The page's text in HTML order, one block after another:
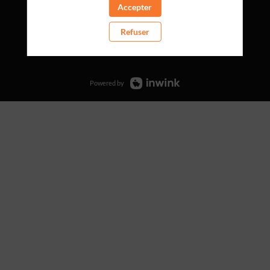
www.lemoniteurdespharmacies.fr
Powered by
Accepter
Refuser